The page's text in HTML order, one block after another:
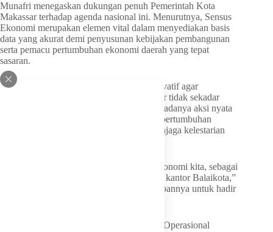
Munafri menegaskan dukungan penuh Pemerintah Kota
Makassar terhadap agenda nasional ini. Menurutnya, Sensus
Ekonomi merupakan elemen vital dalam menyediakan basis
data yang akurat demi penyusunan kebijakan pembangunan
serta pemacu pertumbuhan ekonomi daerah yang tepat
sasaran.
Menariknya, Appi memberikan usulan inovatif agar
pencanangan Sensus Ekonomi di Makassar tidak sekadar
menjadi seremoni belaka. Ia menyarankan adanya aksi nyata
berupa penanaman pohon sebagai simbol pertumbuhan
ekonomi yang berkelanjutan sekaligus menjaga kelestarian
“Bagus kalau kita tanam pohon Sensus Ekonomi kita, sebagai
bagian dari menjaga kota kita. Bisa juga di kantor Balaikota,”
ujar Munafri, yang juga menyatakan kesiapannya untuk hadir
Respons Positif BPS Makassar dan Detail Operasional